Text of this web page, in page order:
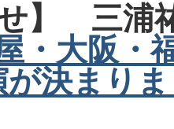
】
三浦
・大阪
が決まり